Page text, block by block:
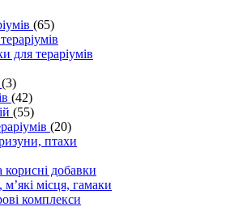
(65)
для тераріумів
(3)
(42)
(55)
(20)
птахи
корисні добавки
місця, гамаки
комплекси